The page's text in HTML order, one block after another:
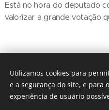
Está no hora do deputado
valorizar a grande votação
© 2016 The Crosshairs /
Utilizamos cookies para
e a segurança do site, e para
experiência de usuário